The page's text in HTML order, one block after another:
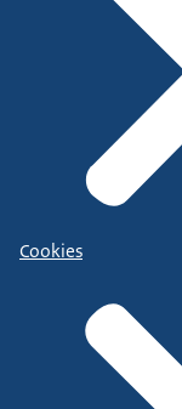
Cookies